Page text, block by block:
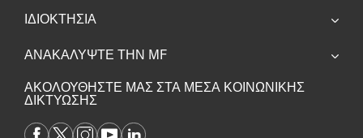
ΙΔΙΟΚΤΗΣΙΑ
ΑΝΑΚΑΛΥΨΤΕ ΤΗΝ MF
ΑΚΟΛΟΥΘΗΣΤΕ ΜΑΣ ΣΤΑ ΜΕΣΑ ΚΟΙΝΩΝΙΚΗΣ
ΔΙΚΤΥΩΣΗΣ